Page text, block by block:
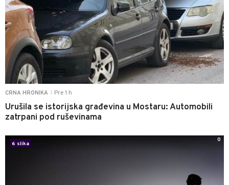
CRNA HRONIKA Pre 1 h
Urušila se istorijska građevina u Mostaru: Automobili
zatrpani pod ruševinama
6 slika
0